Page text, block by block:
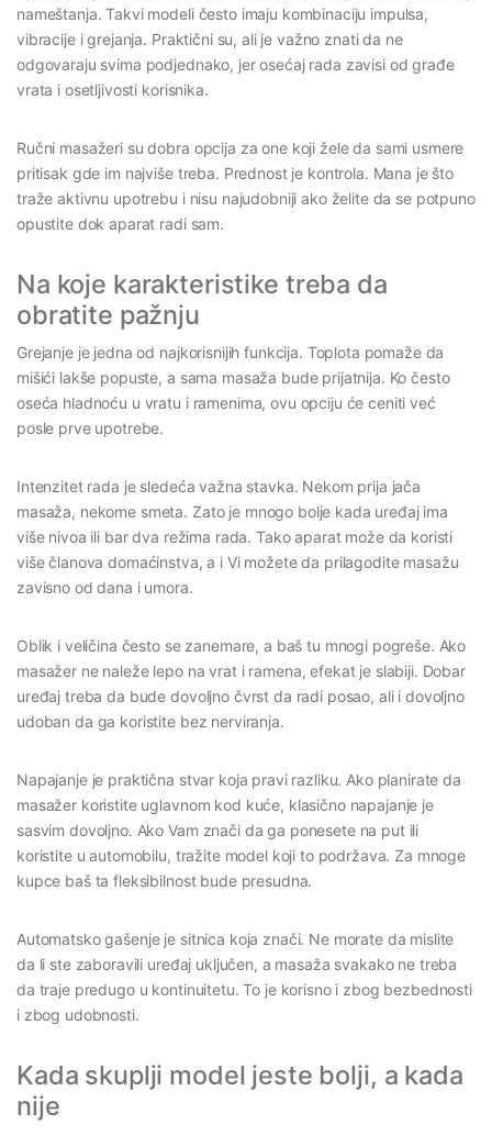
nameštanja. Takvi modeli često imaju kombinaciju impulsa,
vibracije i grejanja. Praktični su, ali je važno znati da ne
odgovaraju svima podjednako, jer osećaj rada zavisi od građe
vrata i osetljivosti korisnika.
Ručni masažeri su dobra opcija za one koji žele da sami usmere
pritisak gde im najviše treba. Prednost je kontrola. Mana je što
traže aktivnu upotrebu i nisu najudobniji ako želite da se potpuno
opustite dok aparat radi sam.
Na koje karakteristike treba da
obratite pažnju
Grejanje je jedna od najkorisnijih funkcija. Toplota pomaže da
mišići lakše popuste, a sama masaža bude prijatnija. Ko često
oseća hladnoću u vratu i ramenima, ovu opciju će ceniti već
posle prve upotrebe.
Intenzitet rada je sledeća važna stavka. Nekom prija jača
masaža, nekome smeta. Zato je mnogo bolje kada uređaj ima
više nivoa ili bar dva režima rada. Tako aparat može da koristi
više članova domaćinstva, a i Vi možete da prilagodite masažu
zavisno od dana i umora.
Oblik i veličina često se zanemare, a baš tu mnogi pogreše. Ako
masažer ne naleže lepo na vrat i ramena, efekat je slabiji. Dobar
uređaj treba da bude dovoljno čvrst da radi posao, ali i dovoljno
udoban da ga koristite bez nerviranja.
Napajanje je praktična stvar koja pravi razliku. Ako planirate da
masažer koristite uglavnom kod kuće, klasično napajanje je
sasvim dovoljno. Ako Vam znači da ga ponesete na put ili
koristite u automobilu, tražite model koji to podržava. Za mnoge
kupce baš ta fleksibilnost bude presudna.
Automatsko gašenje je sitnica koja znači. Ne morate da mislite
da li ste zaboravili uređaj uključen, a masaža svakako ne treba
da traje predugo u kontinuitetu. To je korisno i zbog bezbednosti
i zbog udobnosti.
Kada skuplji model jeste bolji, a kada
nije